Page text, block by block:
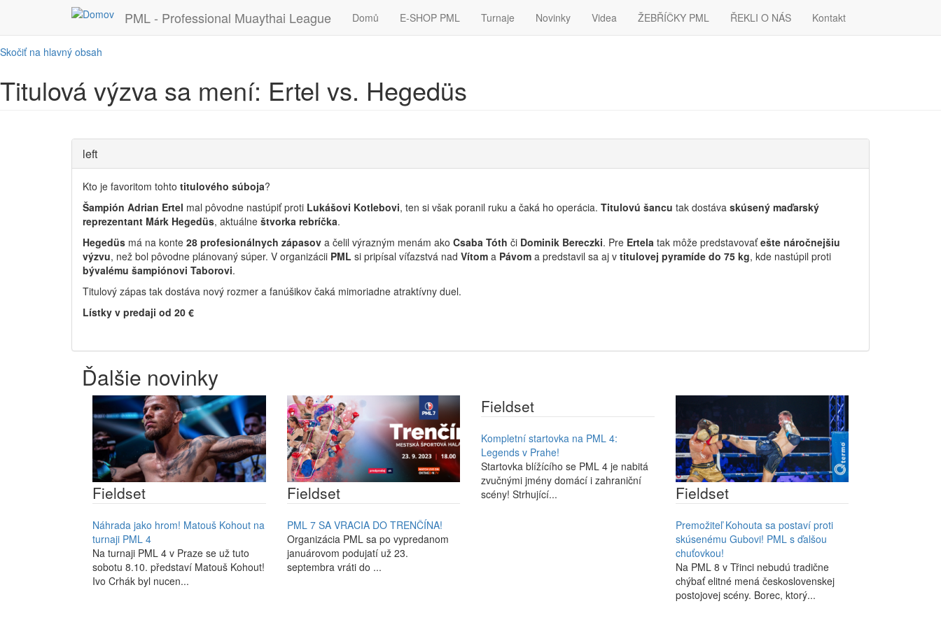
Skočiť na hlavný obsah
PML - Professional Muaythai League Domů E-SHOP PML Turnaje Novinky Videa ŽEBŘÍČKY PML ŘEKLI O NÁS Kontakt
Titulová výzva sa mení: Ertel vs. Hegedüs
left
Kto je favoritom tohto titulového súboja?
Šampión Adrian Ertel mal pôvodne nastúpiť proti Lukášovi Kotlebovi, ten si však poranil ruku a čaká ho operácia. Titulovú šancu tak dostáva skúsený maďarský
reprezentant Márk Hegedüs, aktuálne štvorka rebríčka.
Hegedüs má na konte 28 profesionálnych zápasov a čelil výrazným menám ako Csaba Tóth či Dominik Bereczki. Pre Ertela tak môže predstavovaťešte náročnejšiu
výzvu, než bol pôvodne plánovaný súper. V organizácii PML si pripísal víťazstvá nad Vítom a Pávom a predstavil sa aj v titulovej pyramíde do 75 kg, kde nastúpil proti
bývalému šampiónovi Taborovi.
Titulový zápas tak dostáva nový rozmer a fanúšikov čaká mimoriadne atraktívny duel.
Lístky v predaji od 20 €
Ďalšie novinky
Fieldset
Náhrada jako hrom! Matouš Kohout na
turnaji PML 4
Na turnaji PML 4 v Praze se už tuto
sobotu 8.10. představí Matouš Kohout!
Ivo Crhák byl nucen...
Fieldset
PML 7 SA VRACIA DO TRENČÍNA!
Organizácia PML sa po vypredanom
januárovom podujatí už 23.
septembra vráti do ...
Fieldset
Kompletní startovka na PML 4:
Legends v Prahe!
Startovka blížícího se PML 4 je nabitá
zvučnými jmény domácí i zahraniční
scény! Strhující...
Fieldset
Premožiteľ Kohouta sa postaví proti
skúsenému Gubovi! PML s ďalšou
chuťovkou!
Na PML 8 v Třinci nebudú tradične
chýbať elitné mená československej
postojovej scény. Borec, ktorý...